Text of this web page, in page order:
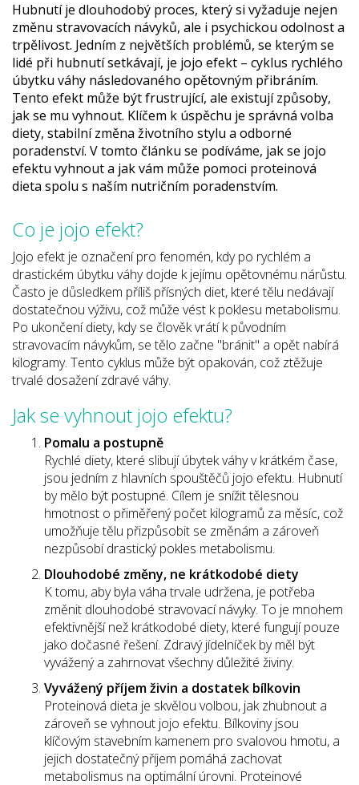
Hubnutí je dlouhodobý proces, který si vyžaduje nejen
změnu stravovacích návyků, ale i psychickou odolnost a
trpělivost. Jedním z největších problémů, se kterým se
lidé při hubnutí setkávají, je jojo efekt – cyklus rychlého
úbytku váhy následovaného opětovným přibráním.
Tento efekt může být frustrující, ale existují způsoby,
jak se mu vyhnout. Klíčem k úspěchu je správná volba
diety, stabilní změna životního stylu a odborné
poradenství. V tomto článku se podíváme, jak se jojo
efektu vyhnout a jak vám může pomoci proteinová
dieta spolu s naším nutričním poradenstvím.
Co je jojo efekt?
Jojo efekt je označení pro fenomén, kdy po rychlém a
drastickém úbytku váhy dojde k jejímu opětovnému nárůstu.
Často je důsledkem příliš přísných diet, které tělu nedávají
dostatečnou výživu, což může vést k poklesu metabolismu.
Po ukončení diety, kdy se člověk vrátí k původním
stravovacím návykům, se tělo začne "bránit" a opět nabírá
kilogramy. Tento cyklus může být opakován, což ztěžuje
trvalé dosažení zdravé váhy.
Jak se vyhnout jojo efektu?
Pomalu a postupně
Rychlé diety, které slibují úbytek váhy v krátkém čase,
jsou jedním z hlavních spouštěčů jojo efektu. Hubnutí
by mělo být postupné. Cílem je snížit tělesnou
hmotnost o přiměřený počet kilogramů za měsíc, což
umožňuje tělu přizpůsobit se změnám a zároveň
nezpůsobí drastický pokles metabolismu.
Dlouhodobé změny, ne krátkodobé diety
K tomu, aby byla váha trvale udržena, je potřeba
změnit dlouhodobé stravovací návyky. To je mnohem
efektivnější než krátkodobé diety, které fungují pouze
jako dočasné řešení. Zdravý jídelníček by měl být
vyvážený a zahrnovat všechny důležité živiny.
Vyvážený příjem živin a dostatek bílkovin
Proteinová dieta je skvělou volbou, jak zhubnout a
zároveň se vyhnout jojo efektu. Bílkoviny jsou
klíčovým stavebním kamenem pro svalovou hmotu, a
jejich dostatečný příjem pomáhá zachovat
metabolismus na optimální úrovni. Proteinové